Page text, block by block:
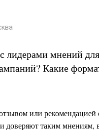
лидерами мнений
Какие
или рекомендацией
доверяют таким